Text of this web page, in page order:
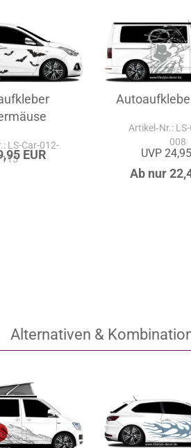
LS-Car-012-
115 EUR
Artikel‑Nr.:
008
UVP
Ab nur
Alternativen &